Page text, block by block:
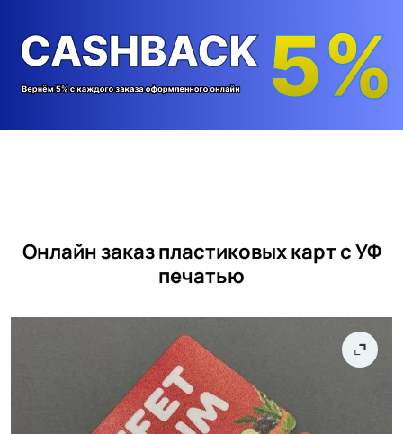
Онлайн заказ пластиковых карт с УФ
печатью